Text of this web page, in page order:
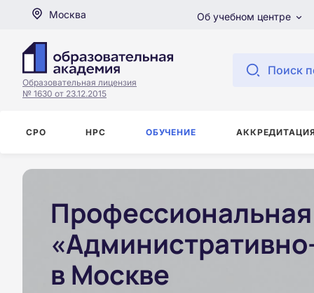
Москва Об учебном центре
Образовательная лицензия
№ 1630 от 23.12.2015
Поиск
СРО НРС ОБУЧЕНИЕ
в Москве